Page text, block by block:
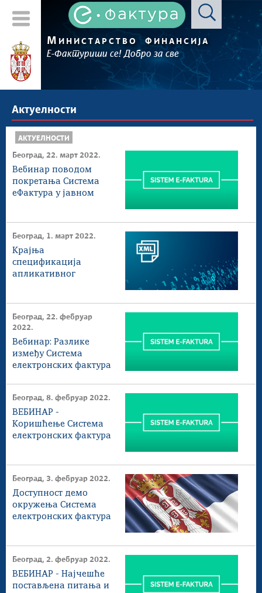
М ИНИСТАРСТВО ФИНАНСИЈА
Е-Фактуриши се! Добро за све
Актуелности
АКТУЕЛНОСТИ
Београд, 22. март 2022.
Вебинар поводом
покретања Система
еФактура у јавном
Београд, 1. март 2022.
Крајња
спецификација
апликативног
фактура и коначни
датотека
Београд, 22. фебруар
2022.
Вебинар: Разлике
између Система
електронских фактура
фактурама
Београд, 8. фебруар 2022.
ВЕБИНАР -
Коришћење Система
електронских фактура
Београд, 3. фебруар 2022.
Доступност демо
окружења Система
електронских фактура
Београд, 2. фебруар 2022.
ВЕБИНАР - Најчешће
постављена питања и